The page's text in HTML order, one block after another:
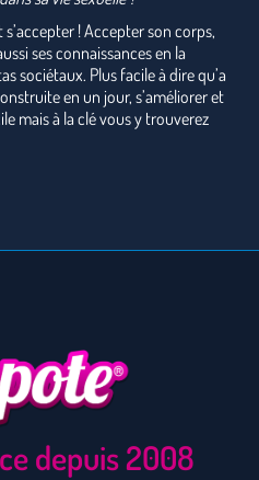
s’accepter ! Accepter son corps,
ses connaissances en la
sociétaux. Plus facile à dire qu’a
en un jour, s’améliorer et
mais à la clé vous y trouverez
depuis 2008